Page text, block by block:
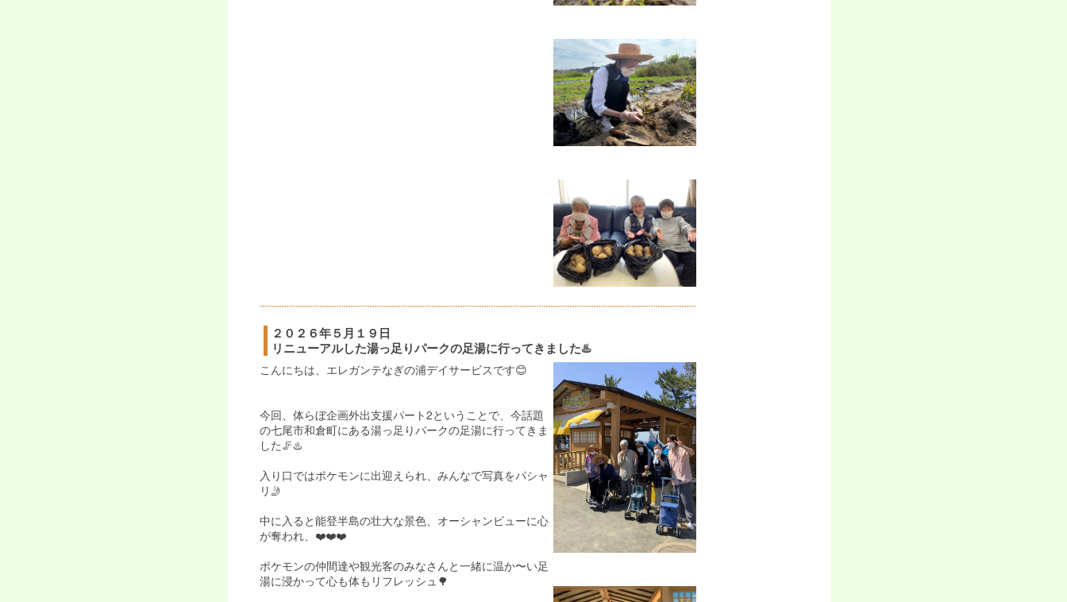
２０２６年５月１９日
リニューアルした湯っ足りパークの足湯に行ってきました♨️
こんにちは、エレガンテなぎの浦デイサービスです😊
今回、体らぼ企画外出支援パート2ということで、今話題
の七尾市和倉町にある湯っ足りパークの足湯に行ってきま
した🦵♨️
入り口ではポケモンに出迎えられ、みんなで写真をパシャ
リ🤳
中に入ると能登半島の壮大な景色、オーシャンビューに心
が奪われ、❤️❤️❤️
ポケモンの仲間達や観光客のみなさんと一緒に温か〜い足
湯に浸かって心も体もリフレッシュ🌳